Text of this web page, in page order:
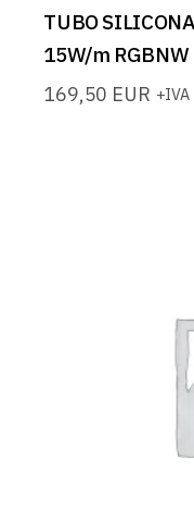
TUBO
15W/m
169,50 EUR +IVA